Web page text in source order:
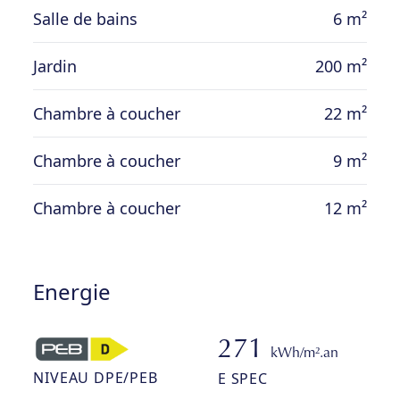
avec jardin ; accès piéton au jardin depuis
les anciens remparts de Marche ; grenier
aménageable de 38 m² ; nouvelle toiture
isolée en laine de bois ; nouvelle chaudière
au gaz ; chauffage au gaz de ville
Salle de bains 6 m²
Jardin 200 m²
Chambre à coucher 22 m²
Chambre à coucher 9 m²
Chambre à coucher 12 m²
Energie
NIVEAU DPE/PEB
271 kWh/m².an
E SPEC